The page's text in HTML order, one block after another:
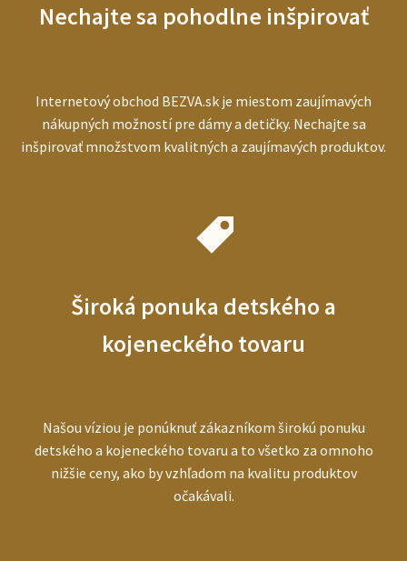
ľudí
Nechajte sa pohodlne inšpirovať
Internetový obchod BEZVA.sk je miestom zaujímavých
nákupných možností pre dámy a detičky. Nechajte sa
inšpirovať množstvom kvalitných a zaujímavých produktov.
Široká ponuka detského a
kojeneckého tovaru
Našou víziou je ponúknuť zákazníkom širokú ponuku
detského a kojeneckého tovaru a to všetko za omnoho
nižšie ceny, ako by vzhľadom na kvalitu produktov
očakávali.